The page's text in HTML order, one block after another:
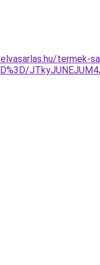
termek-